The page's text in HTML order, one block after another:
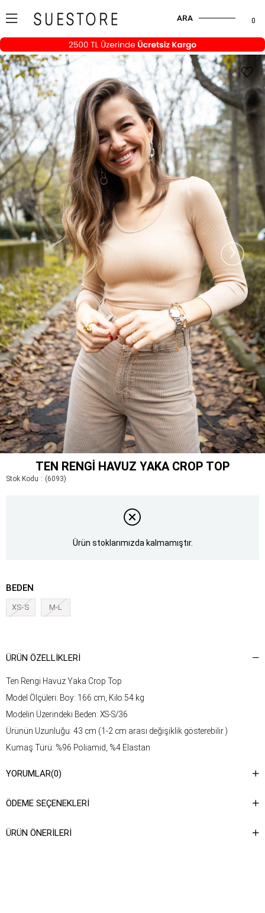
0
ARA
›
TEN RENGI HAVUZ YAKA CROP TOP
Stok Kodu (6093)
Ürün stoklarımızda kalmamıştır.
BEDEN
XS-S M-L
ÜRÜN ÖZELLIKLERI
Ten Rengi Havuz Yaka Crop Top
Model Ölçüleri: Boy: 166 cm, Kilo:54 kg
Modelin Üzerindeki Beden: XS-S/36
Ürünün Uzunluğu: 43 cm (1-2 cm arası değişiklik gösterebilir.)
Kumaş Türü: %96 Poliamid, %4 Elastan
talimatına ulaşabilirsiniz.
YORUMLAR(0)
ÖDEME SEÇENEKLERI
ÜRÜN ÖNERILERI